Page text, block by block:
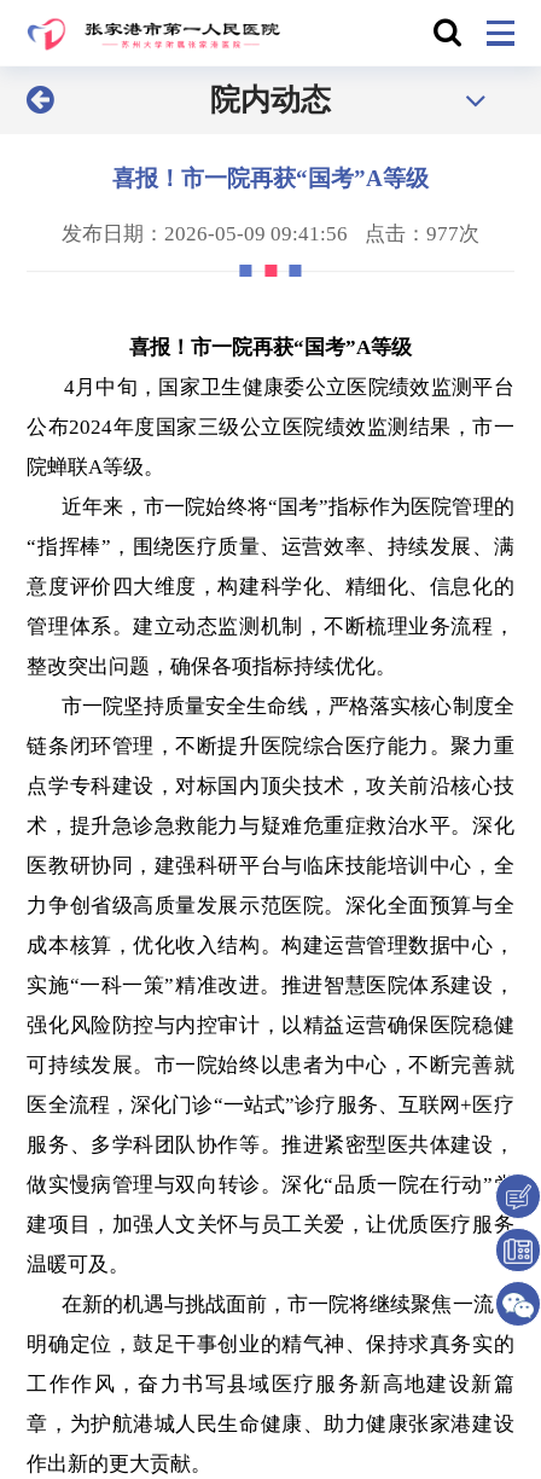
院内动态
喜报！市一院再获“国考”A等级
发布日期：2026-05-09 09:41:56 点击：977次
喜报！市一院再获“国考”A等级
4月中旬，国家卫生健康委公立医院绩效监测平台
公布2024年度国家三级公立医院绩效监测结果，市一
院蝉联A等级。
近年来，市一院始终将“国考”指标作为医院管理的
“指挥棒”，围绕医疗质量、运营效率、持续发展、满
意度评价四大维度，构建科学化、精细化、信息化的
管理体系。建立动态监测机制，不断梳理业务流程，
整改突出问题，确保各项指标持续优化。
市一院坚持质量安全生命线，严格落实核心制度全
链条闭环管理，不断提升医院综合医疗能力。聚力重
点学专科建设，对标国内顶尖技术，攻关前沿核心技
术，提升急诊急救能力与疑难危重症救治水平。深化
医教研协同，建强科研平台与临床技能培训中心，全
力争创省级高质量发展示范医院。深化全面预算与全
成本核算，优化收入结构。构建运营管理数据中心，
实施“一科一策”精准改进。推进智慧医院体系建设，
强化风险防控与内控审计，以精益运营确保医院稳健
可持续发展。市一院始终以患者为中心，不断完善就
医全流程，深化门诊“一站式”诊疗服务、互联网+医疗
服务、多学科团队协作等。推进紧密型医共体建设，
做实慢病管理与双向转诊。深化“品质一院在行动”党
建项目，加强人文关怀与员工关爱，让优质医疗服务
温暖可及。
在新的机遇与挑战面前，市一院将继续聚焦一流、
明确定位，鼓足干事创业的精气神、保持求真务实的
工作作风，奋力书写县域医疗服务新高地建设新篇
章，为护航港城人民生命健康、助力健康张家港建设
作出新的更大贡献。